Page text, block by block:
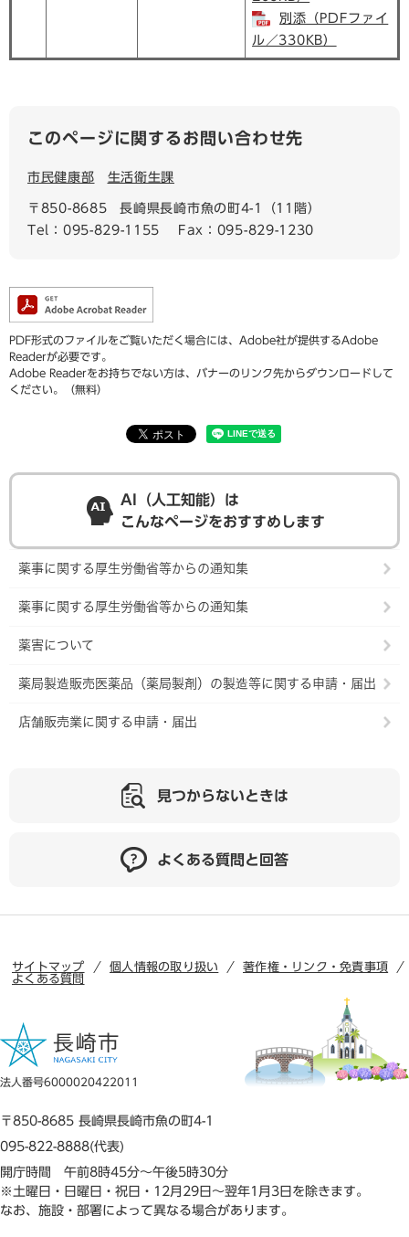
別添（PDFファイ
ル／330KB）
このページに関するお問い合わせ先
市民健康部 生活衛生課
〒850-8685
長崎県長崎市魚の町4-1（11階）
Tel：095-829-1155
Fax：095-829-1230
PDF形式のファイルをご覧いただく場合には、Adobe社が提供するAdobe
Readerが必要です。
Adobe Readerをお持ちでない方は、バナーのリンク先からダウンロードして
ください。（無料）
AI（人工知能）は
こんなページをおすすめします
薬事に関する厚生労働省等からの通知集
薬事に関する厚生労働省等からの通知集
薬害について
薬局製造販売医薬品（薬局製剤）の製造等に関する申請・届出
店舗販売業に関する申請・届出
見つからないときは
よくある質問と回答
サイトマップ 個人情報の取り扱い
著作権・リンク・免責事項
よくある質問
法人番号6000020422011
〒850-8685 長崎県長崎市魚の町4-1
095-822-8888(代表)
開庁時間 午前8時45分～午後5時30分
※土曜日・日曜日・祝日・12月29日～翌年1月3日を除きます。
なお、施設・部署によって異なる場合があります。